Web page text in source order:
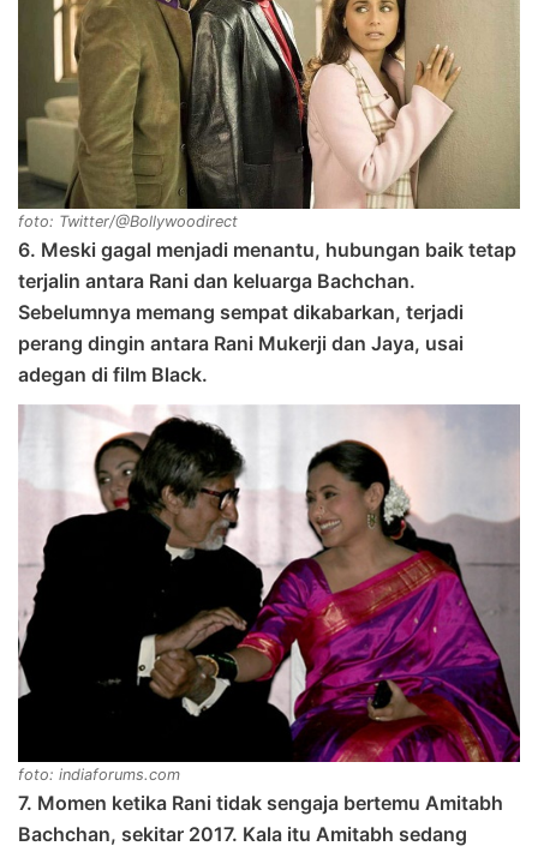
foto: Twitter/@Bollywoodirect
6. Meski gagal menjadi menantu, hubungan baik tetap
terjalin antara Rani dan keluarga Bachchan.
Sebelumnya memang sempat dikabarkan, terjadi
perang dingin antara Rani Mukerji dan Jaya, usai
adegan di film Black.
foto: indiaforums.com
7. Momen ketika Rani tidak sengaja bertemu Amitabh
Bachchan, sekitar 2017. Kala itu Amitabh sedang